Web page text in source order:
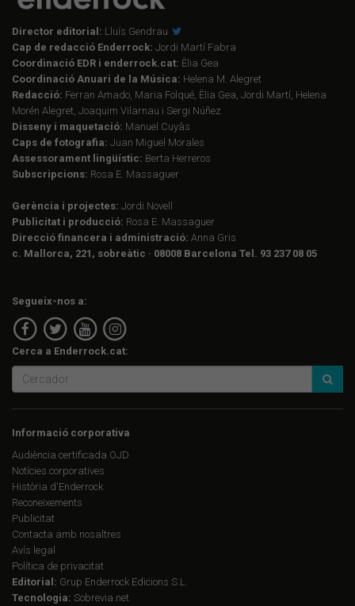
Director editorial: Lluís Gendrau
Cap de redacció Enderrock: Jordi Martí Fabra
Coordinació EDR i enderrock.cat: Èlia Gea
Coordinació Anuari de la Música: Helena M. Alegret
Redacció: Ferran Amado, Maria Folqué, Èlia Gea, Jordi Martí, Helena
Morén Alegret, Joaquim Vilarnau i Sergi Núñez
Disseny i maquetació: Manuel Cuyàs
Caps de fotografia: Juan Miguel Morales
Assessorament lingüístic: Berta Herreros
Subscripcions: Rosa E. Massaguer
Gerència i projectes: Jordi Novell
Publicitat i producció: Rosa E. Massaguer
Direcció financera i administració: Anna Gris
c. Mallorca, 221, sobreàtic · 08008 Barcelona Tel. 93 237 08 05
Segueix-nos a:
Cerca a Enderrock.cat:
Informació corporativa
Audiència certificada OJD
Notícies corporatives
Història d'Enderrock
Reconeixements
Publicitat
Contacta amb nosaltres
Avís legal
Política de privacitat
Editorial: Grup Enderrock Edicions S.L.
Tecnologia: Sobrevia.net